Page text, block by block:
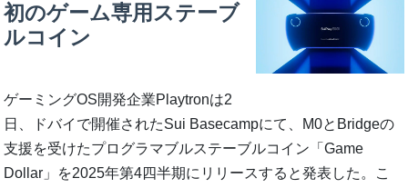
初のゲーム専用ステーブ
ルコイン
ゲーミングOS開発企業Playtronは2
日、ドバイで開催されたSui Basecampにて、M0とBridgeの
支援を受けたプログラマブルステーブルコイン「Game
Dollar」を2025年第4四半期にリリースすると発表した。こ